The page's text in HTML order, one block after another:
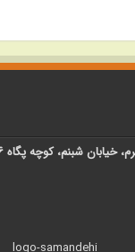
کوچه پگاه ۶، پلاک ۱۱ و ۱۳، واحد ۷